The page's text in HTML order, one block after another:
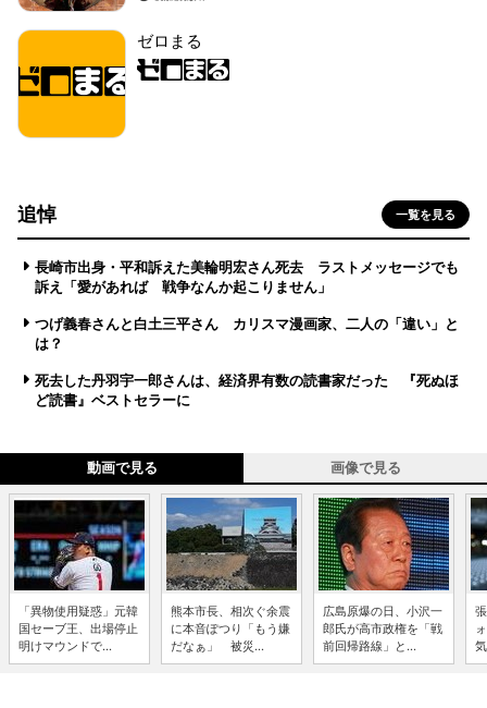
ゼロまる
追悼 一覧を見る
長崎市出身・平和訴えた美輪明宏さん死去 ラストメッセージでも
訴え「愛があれば 戦争なんか起こりません」
つげ義春さんと白土三平さん カリスマ漫画家、二人の「違い」と
は？
死去した丹羽宇一郎さんは、経済界有数の読書家だった 『死ぬほ
ど読書』ベストセラーに
動画で見る 画像で見る
「異物使用疑惑」元韓
国セーブ王、出場停止
明けマウンドで...
熊本市長、相次ぐ余震
に本音ぽつり「もう嫌
だなぁ」 被災...
広島原爆の日、小沢一
郎氏が高市政権を「戦
前回帰路線」と...